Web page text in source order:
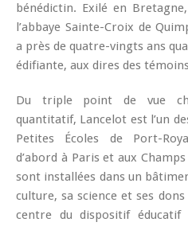
bénédictin. Exilé en
l’abbaye Sainte-Croix de
a près de quatre-vingts ans
édifiante, aux dires des
Du triple point de vue
quantitatif, Lancelot est l’un
Petites Écoles de Port-
d’abord à Paris et aux
sont installées dans un
culture, sa science et ses
centre du dispositif